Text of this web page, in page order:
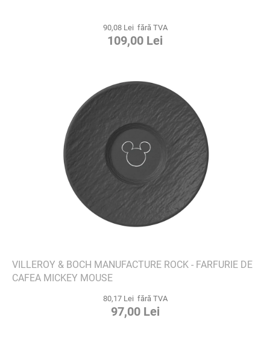
90,08 Lei fără TVA
109,00 Lei
VILLEROY & BOCH MANUFACTURE ROCK - FARFURIE DE
CAFEA MICKEY MOUSE
80,17 Lei fără TVA
97,00 Lei